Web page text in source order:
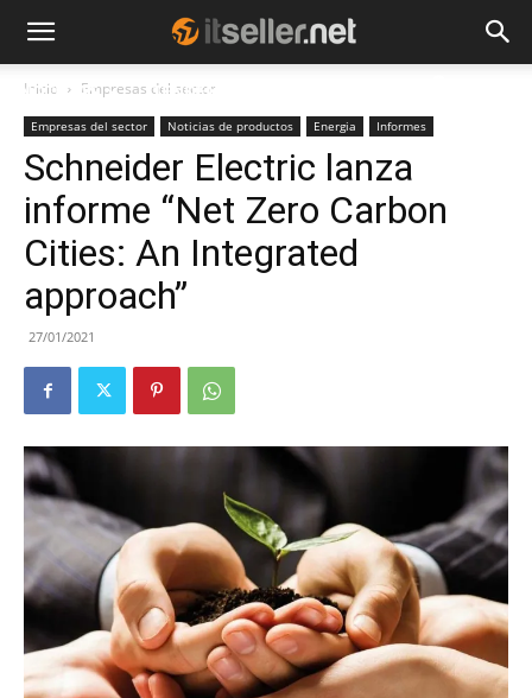
NOTICIAS TENDENCIAS
Inicio Empresas del sector
Empresas del sector Noticias de productos Energia Informes
Schneider Electric lanza
informe “Net Zero Carbon
Cities: An Integrated
approach”
27/01/2021